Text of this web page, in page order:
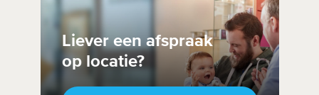
Liever een afspraak
op locatie?